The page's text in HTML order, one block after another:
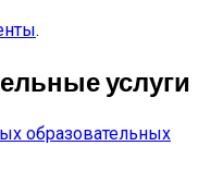
.
услуги
образовательных